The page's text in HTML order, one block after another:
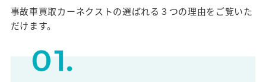
事故車買取カーネクストの選ばれる３つの理由をご覧いた
だけます。